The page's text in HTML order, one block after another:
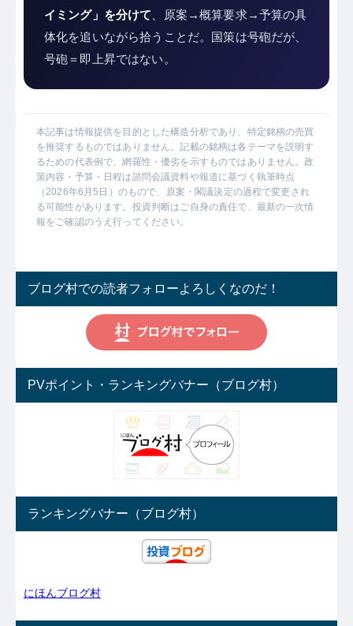
イミング」を分けて 、原案→概算要求→予算の具
体化を追いながら拾うことだ。国策は号砲だが、
号砲＝即上昇ではない。
本記事は情報提供を目的とした構造分析であり、特定銘柄の売買
を推奨するものではありません。記載の銘柄は各テーマを説明す
るための代表例で、網羅性・優劣を示すものではありません。政
策内容・予算・日程は諮問会議資料や報道に基づく執筆時点
（2026年6月5日）のもので、原案・閣議決定の過程で変更され
る可能性があります。投資判断はご自身の責任で、最新の一次情
報をご確認のうえ行ってください。
ブログ村での読者フォローよろしくなのだ！
PVポイント・ランキングバナー（ブログ村）
ランキングバナー（ブログ村）
にほんブログ村